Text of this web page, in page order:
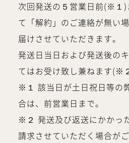
次回発送の５営業日前(※１)
て「解約」のご連絡が無い
届けさせていただきます。
発送日当日および発送後の
てはお受け致し兼ねます(※
※１ 該当日が土日祝日等の
合は、前営業日まで。
※２ 発送及び返送にかかっ
請求させていただく場合がご